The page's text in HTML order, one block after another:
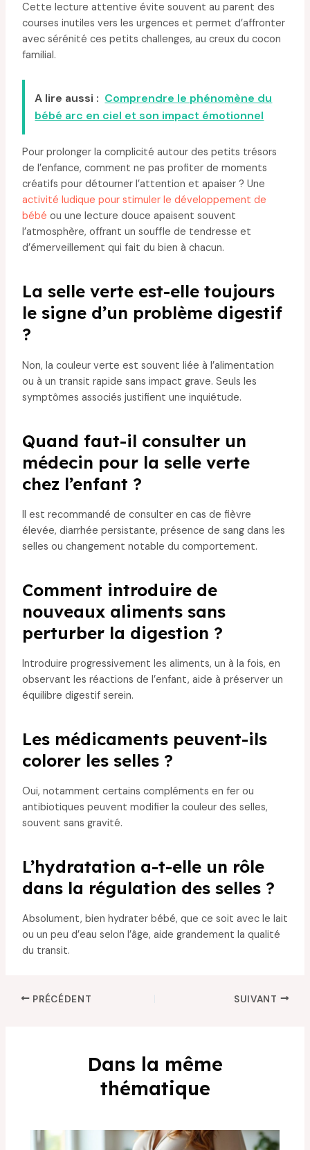
Cette lecture attentive évite souvent au parent des
courses inutiles vers les urgences et permet d’affronter
avec sérénité ces petits challenges, au creux du cocon
familial.
A lire aussi : Comprendre le phénomène du
bébé arc en ciel et son impact émotionnel
Pour prolonger la complicité autour des petits trésors
de l’enfance, comment ne pas profiter de moments
créatifs pour détourner l’attention et apaiser ? Une
activité ludique pour stimuler le développement de
bébé ou une lecture douce apaisent souvent
l’atmosphère, offrant un souffle de tendresse et
d’émerveillement qui fait du bien à chacun.
La selle verte est-elle toujours
le signe d’un problème digestif
?
Non, la couleur verte est souvent liée à l’alimentation
ou à un transit rapide sans impact grave. Seuls les
symptômes associés justifient une inquiétude.
Quand faut-il consulter un
médecin pour la selle verte
chez l’enfant ?
Il est recommandé de consulter en cas de fièvre
élevée, diarrhée persistante, présence de sang dans les
selles ou changement notable du comportement.
Comment introduire de
nouveaux aliments sans
perturber la digestion ?
Introduire progressivement les aliments, un à la fois, en
observant les réactions de l’enfant, aide à préserver un
équilibre digestif serein.
Les médicaments peuvent-ils
colorer les selles ?
Oui, notamment certains compléments en fer ou
antibiotiques peuvent modifier la couleur des selles,
souvent sans gravité.
L’hydratation a-t-elle un rôle
dans la régulation des selles ?
Absolument, bien hydrater bébé, que ce soit avec le lait
ou un peu d’eau selon l’âge, aide grandement la qualité
du transit.
PRÉCÉDENT SUIVANT
Dans la même
thématique